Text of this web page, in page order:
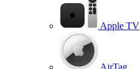
Apple TV